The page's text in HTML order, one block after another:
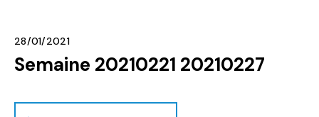
28/01/2021
Semaine 20210221 20210227